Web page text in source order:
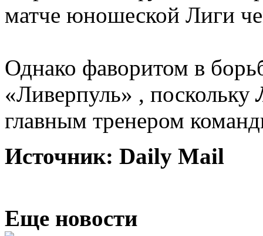
матче юношеской Лиги
Однако фаворитом в
«Ливерпуль» , поскольку
главным тренером
Источник: Daily Mail
Еще новости